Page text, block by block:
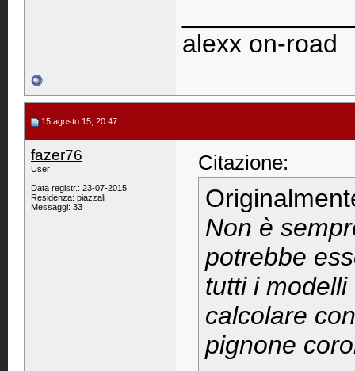
alexx on-road
15 agosto 15, 20:47
fazer76
User
Data registr.: 23-07-2015
Residenza: piazzali
Messaggi: 33
Citazione:
Non è
potrebbe
tutti i
calcolare
pignone